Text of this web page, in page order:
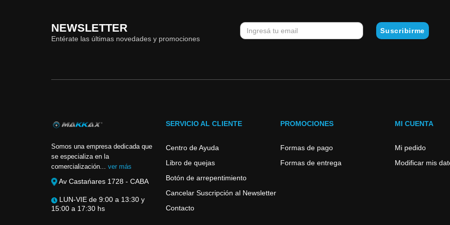
NEWSLETTER
Entérate las últimas novedades y promociones
Somos una empresa dedicada que
se especializa en la
comercialización... ver más
Av Castańares 1728 - CABA
LUN-VIE de 9:00 a 13:30 y
15:00 a 17:30 hs
SERVICIO AL CLIENTE
Centro de Ayuda
Libro de quejas
Botón de arrepentimiento
Cancelar Suscripción al Newsletter
Contacto
PROMOCIONES
Formas de pago
Formas de entrega
MI CUENTA
Mi pedido
Modificar mis